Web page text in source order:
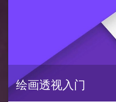
绘画透视入门